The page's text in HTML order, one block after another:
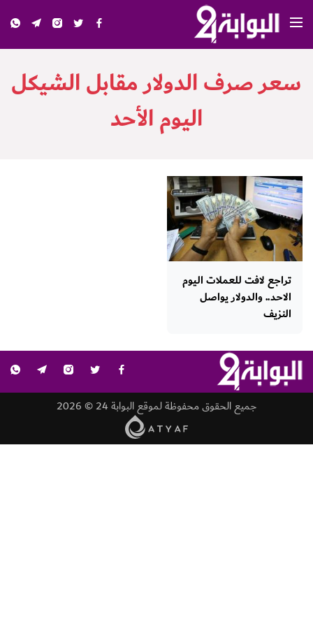
سعر صرف الدولار مقابل الشيكل
اليوم الأحد
تراجع لافت للعملات اليوم
الاحد.. والدولار يواصل
النزيف
جميع الحقوق محفوظة لموقع البوابة 24 © 2026